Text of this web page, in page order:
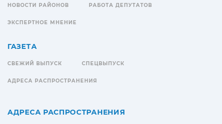
НОВОСТИ РАЙОНОВ РАБОТА ДЕПУТАТОВ
ЭКСПЕРТНОЕ МНЕНИЕ
ГАЗЕТА
СВЕЖИЙ ВЫПУСК СПЕЦВЫПУСК
АДРЕСА РАСПРОСТРАНЕНИЯ
АДРЕСА РАСПРОСТРАНЕНИЯ